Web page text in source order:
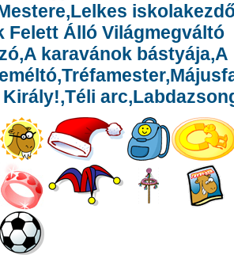
Felett Álló Világmegváltó
karavánok bástyája,A